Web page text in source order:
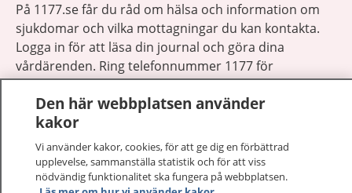
På 1177.se får du råd om hälsa och information om
sjukdomar och vilka mottagningar du kan kontakta.
Logga in för att läsa din journal och göra dina
vårdärenden. Ring telefonnummer 1177 för
sjukvårdsrådgivning dygnet runt.
1177 ger dig råd när du vill må bättre.
Den här webbplatsen använder
kakor
Vi använder kakor, cookies, för att ge dig en förbättrad
upplevelse, sammanställa statistik och för att viss
nödvändig funktionalitet ska fungera på webbplatsen.